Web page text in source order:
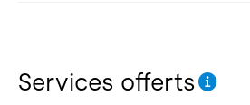
Services offerts